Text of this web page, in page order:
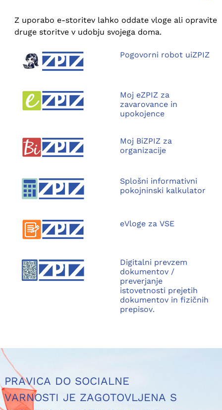
Z uporabo e-storitev lahko oddate vloge ali opravite
druge storitve v udobju svojega doma.
Pogovorni robot uiZPIZ
Moj eZPIZ za
zavarovance in
upokojence
Moj BiZPIZ za
organizacije
Splošni informativni
pokojninski kalkulator
eVloge za VSE
Digitalni prevzem
dokumentov /
preverjanje
istovetnosti prejetih
dokumentov in fizičnih
prepisov.
PRAVICA DO SOCIALNE
VARNOSTI JE ZAGOTOVLJENA S